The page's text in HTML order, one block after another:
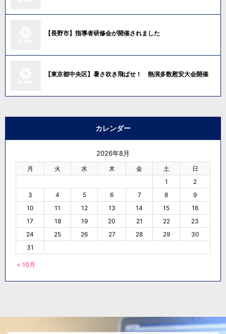
【長野市】指導者研修会が開催されました
【東京都中央区】暑さ吹き飛ばせ！ 熱演多数慰安大会開催
カレンダー
2026年8月
月 火 水 木 金 土 日
« 10月
1
2
3
4 5 6 7 8
9
10
11 12 13 14 15
16
17
18 19 20 21 22
23
24
25 26 27 28 29
30
31